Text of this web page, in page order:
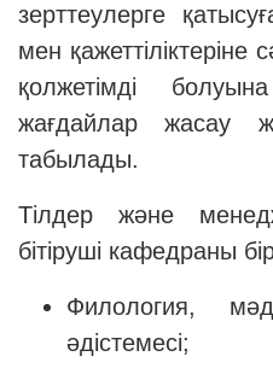
зерттеулерге
мен
қолжетімді
жағдайлар жасау
табылады.
Тілдер және
бітіруші кафедраны
Филология,
әдістемесі;